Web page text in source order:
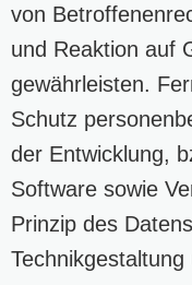
von
und Reaktion auf
gewährleisten.
Schutz
der Entwicklung,
Software sowie
Prinzip des
Technikgestaltung